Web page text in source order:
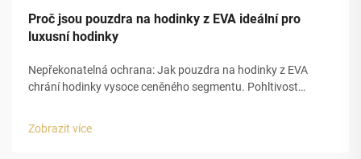
Proč jsou pouzdra na hodinky z EVA ideální pro
luxusní hodinky
Nepřekonatelná ochrana: Jak pouzdra na hodinky z EVA
chrání hodinky vysoce ceněného segmentu. Pohltivost
buňkou. Uzavřená buněčná struktura pěny z
Zobrazit více